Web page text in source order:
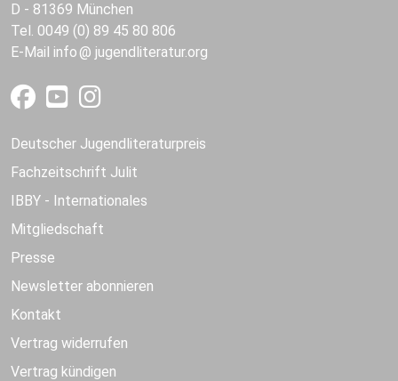
D - 81369 München
Tel. 0049 (0) 89 45 80 806
E-Mail info jugendliteratur.org
Deutscher Jugendliteraturpreis
Fachzeitschrift Julit
IBBY - Internationales
Mitgliedschaft
Presse
Newsletter abonnieren
Kontakt
Vertrag widerrufen
Vertrag kündigen